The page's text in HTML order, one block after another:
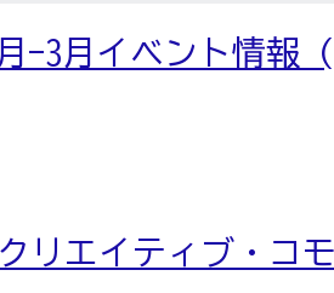
-3月イベント情報
クリエイティブ・コ